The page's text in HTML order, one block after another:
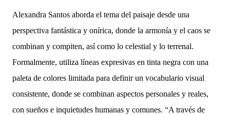
Alexandra Santos aborda el tema del paisaje desde una
perspectiva fantástica y onírica, donde la armonía y el caos se
combinan y compiten, así como lo celestial y lo terrenal.
Formalmente, utiliza líneas expresivas en tinta negra con una
paleta de colores limitada para definir un vocabulario visual
consistente, donde se combinan aspectos personales y reales,
con sueños e inquietudes humanas y comunes. “A través de